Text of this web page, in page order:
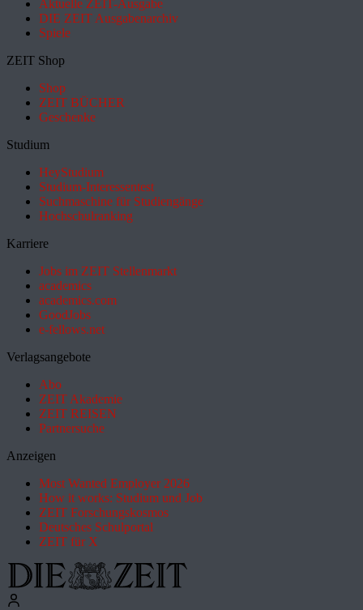
Aktuelle ZEIT-Ausgabe
DIE ZEIT Ausgabenarchiv
Spiele
ZEIT Shop
Shop
ZEIT BÜCHER
Geschenke
Studium
HeyStudium
Studium-Interessentest
Suchmaschine für Studiengänge
Hochschulranking
Karriere
Jobs im ZEIT Stellenmarkt
academics
academics.com
GoodJobs
e-fellows.net
Verlagsangebote
Abo
ZEIT Akademie
ZEIT REISEN
Partnersuche
Anzeigen
Most Wanted Employer 2026
How it works: Studium und Job
ZEIT Forschungskosmos
Deutsches Schulportal
ZEIT für X